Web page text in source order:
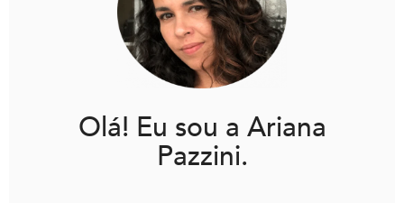
Olá! Eu sou a Ariana
Pazzini.